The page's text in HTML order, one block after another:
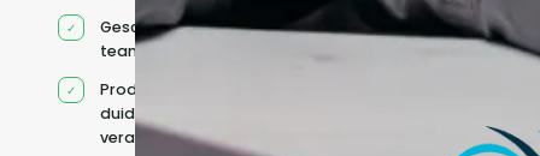
Geschikt voor hybride
teams
Productcontext en
duidelijke
verantwoordelijkheden